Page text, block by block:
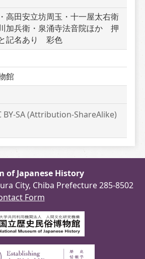
高田安立坊周玉・十一屋太右衛
加兵衛・泉涌寺法音院ほか　押
記名あり　彩色
館
BY-SA (Attribution-ShareAlike)
of Japanese History
City, Chiba Prefecture 285-8502
Form